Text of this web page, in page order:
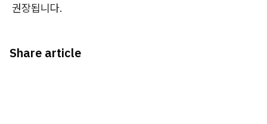
권장됩니다.
Share article